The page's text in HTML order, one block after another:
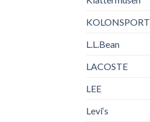
KOLONSPORT
L.L.Bean
LACOSTE
LEE
Levi‘s